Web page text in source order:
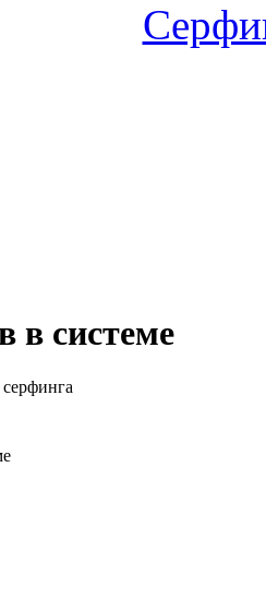
в системе